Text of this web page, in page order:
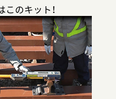
のキット！